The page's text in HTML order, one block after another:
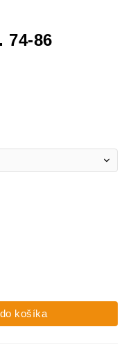
74-86